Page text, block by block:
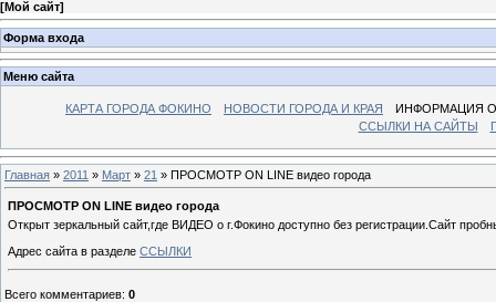
[Мой сайт]
Форма входа
Меню сайта
КАРТА ГОРОДА ФОКИНО НОВОСТИ ГОРОДА И КРАЯ
ИНФОРМАЦИЯ
ССЫЛКИ НА САЙТЫ
Главная » 2011 » Март » 21 » ПРОСМОТР ON LINE видео города
ПРОСМОТР ON LINE видео города
Открыт зеркальный сайт,где ВИДЕО о г.Фокино доступно без регистрации.Сайт
Адрес сайта в разделе ССЫЛКИ
Всего комментариев: 0